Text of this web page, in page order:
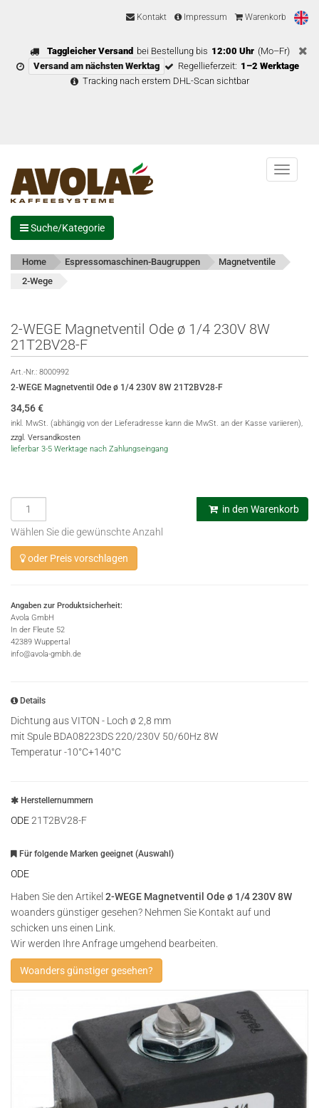
Kontakt Impressum Warenkorb
Taggleicher Versand bei Bestellung bis 12:00 Uhr (Mo–Fr)
Versand am nächsten Werktag
Regellieferzeit: 1–2 Werktage
Tracking nach erstem DHL-Scan sichtbar
Menu
Suche/Kategorie
Home Espressomaschinen-Baugruppen
Magnetventile
2-Wege
2-WEGE Magnetventil Ode ø 1/4 230V 8W
21T2BV28-F
Art.-Nr.: 8000992
2-WEGE Magnetventil Ode ø 1/4 230V 8W 21T2BV28-F
34,56€
inkl. MwSt. (abhängig von der Lieferadresse kann die MwSt. an der Kasse variieren),
zzgl. Versandkosten
lieferbar 3-5 Werktage nach Zahlungseingang
in den Warenkorb
Wählen Sie die gewünschte Anzahl
oder Preis vorschlagen
Angaben zur Produktsicherheit:
Avola GmbH
In der Fleute 52
42389 Wuppertal
info@avola-gmbh.de
Details
Dichtung aus VITON - Loch ø 2,8 mm
mit Spule BDA08223DS 220/230V 50/60Hz 8W
Temperatur -10°C+140°C
Herstellernummern
ODE21T2BV28-F
Für folgende Marken geeignet (Auswahl)
ODE
Haben Sie den Artikel 2-WEGE Magnetventil Ode ø 1/4 230V 8W
woanders günstiger gesehen? Nehmen Sie Kontakt auf und
schicken uns einen Link.
Wir werden Ihre Anfrage umgehend bearbeiten.
Woanders günstiger gesehen?